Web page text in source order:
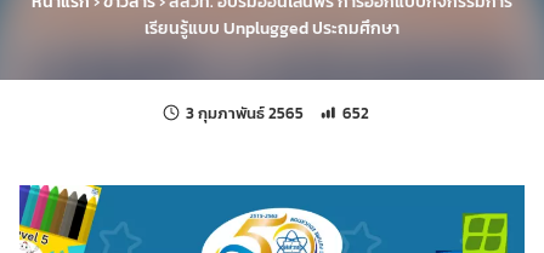
เรียนรู้แบบ Unplugged ประถมศึกษา
3 กุมภาพันธ์ 2565 แก้ไขล่าสุดเมื่อ:
จำนวนการเข้าชม 652 ครั้ง
652